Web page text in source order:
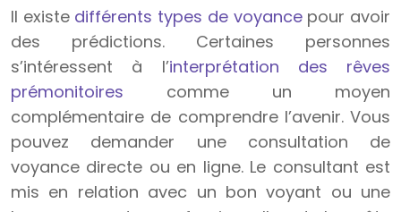
Il existe différents types de voyancepour avoir
des prédictions. Certaines personnes
s’intéressent à l’interprétation des rêves
prémonitoires comme un moyen
complémentaire de comprendre l’avenir. Vous
pouvez demander une consultation de
voyance directe ou en ligne. Le consultant est
mis en relation avec un bon voyant ou une